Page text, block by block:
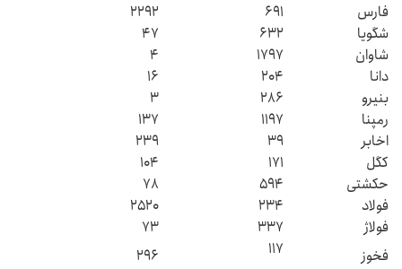
فارس ۶۹۱
۲۲۹۲
شگویا
۶۳۲
۴۷
شاوان
۱۷۹۷
۴
دانا
۲۰۴
۱۶
بنیرو
۲۸۶
۳
رمپنا
۱۱۹۷
۱۳۷
اخابر
۳۹
۲۳۹
کگل
۱۷۱
۱۰۴
حکشتی‌
۵۹۴
۷۸
فولاد
۲۳۴
۲۵۲۰
فولاژ
۳۳۷
۷۳
فخوز
۱۱۷
۲۹۶